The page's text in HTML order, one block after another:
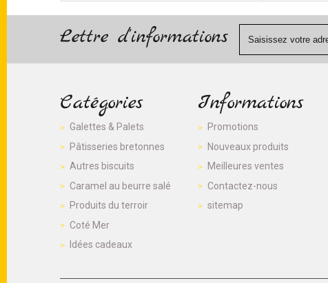
Lettre d'informations
Catégories
Galettes & Palets
Pâtisseries bretonnes
Autres biscuits
Caramel au beurre salé
Produits du terroir
Coté Mer
Idées cadeaux
Informations
Promotions
Nouveaux produits
Meilleures ventes
Contactez-nous
sitemap